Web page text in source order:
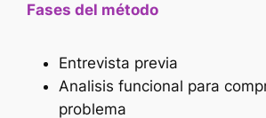
Fases del método
Entrevista previa
Analisis funcional para
problema